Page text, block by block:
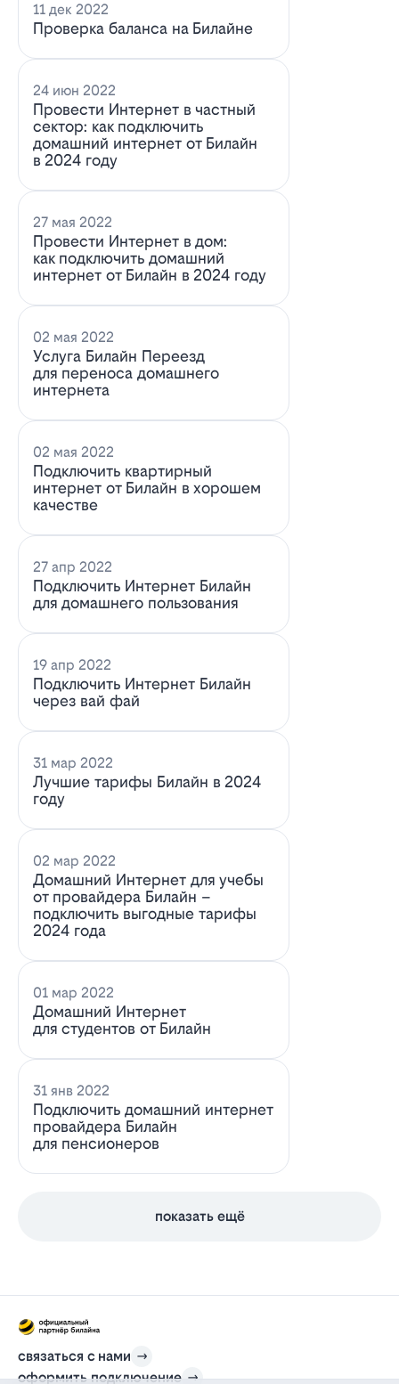
11 дек 2022
Проверка баланса на Билайне
24 июн 2022
Провести Интернет в частный
сектор: как подключить
домашний интернет от Билайн
в 2024 году
27 мая 2022
Провести Интернет в дом:
как подключить домашний
интернет от Билайн в 2024 году
02 мая 2022
Услуга Билайн Переезд
для переноса домашнего
интернета
02 мая 2022
Подключить квартирный
интернет от Билайн в хорошем
качестве
27 апр 2022
Подключить Интернет Билайн
для домашнего пользования
19 апр 2022
Подключить Интернет Билайн
через вай фай
31 мар 2022
Лучшие тарифы Билайн в 2024
году
02 мар 2022
Домашний Интернет для учебы
от провайдера Билайн –
подключить выгодные тарифы
2024 года
01 мар 2022
Домашний Интернет
для студентов от Билайн
31 янв 2022
Подключить домашний интернет
провайдера Билайн
для пенсионеров
показать ещё
связаться с нами
оформить подключение